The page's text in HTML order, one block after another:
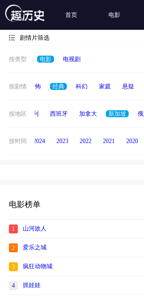
首页 电影
剧情片筛选
按类型 电影 电视剧
按剧情
冒险 恐怖 经典 科幻 家庭 悬疑
按地区
度 意大利 西班牙 加拿大 新加坡
按时间
2025 2024 2023 2022 2021 2020
电影榜单
1 山河故人
2 爱乐之城
3 疯狂动物城
4 抓娃娃